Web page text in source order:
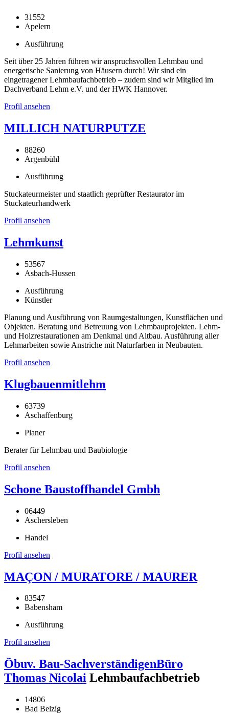
31552
Apelern
Ausführung
Seit über 25 Jahren führen wir anspruchsvollen Lehmbau und
energetische Sanierung von Häusern durch! Wir sind ein
eingetragener Lehmbaufachbetrieb – zudem sind wir Mitglied im
Dachverband Lehm e.V. und der HWK Hannover.
Profil ansehen
MILLICH NATURPUTZE
88260
Argenbühl
Ausführung
Stuckateurmeister und staatlich geprüfter Restaurator im
Stuckateurhandwerk
Profil ansehen
Lehmkunst
53567
Asbach-Hussen
Ausführung
Künstler
Planung und Ausführung von Raumgestaltungen, Kunstflächen und
Objekten. Beratung und Betreuung von Lehmbauprojekten. Lehm-
und Holzrestaurationen am Denkmal und Altbau. Ausführung aller
Lehmarbeiten sowie Anstriche mit Naturfarben in Neubauten.
Profil ansehen
Klugbauenmitlehm
63739
Aschaffenburg
Planer
Berater für Lehmbau und Baubiologie
Profil ansehen
Schone Baustoffhandel Gmbh
06449
Aschersleben
Handel
Profil ansehen
MAÇON / MURATORE / MAURER
83547
Babensham
Ausführung
Profil ansehen
Öbuv. Bau-SachverständigenBüro
Thomas Nicolai Lehmbaufachbetrieb
14806
Bad Belzig